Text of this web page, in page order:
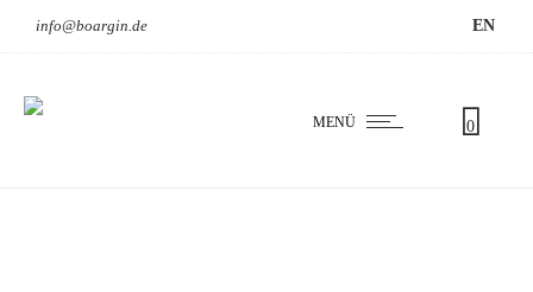
info@boargin.de EN
MENÜ 0